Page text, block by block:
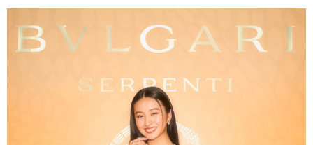
ショッピング その他
その他